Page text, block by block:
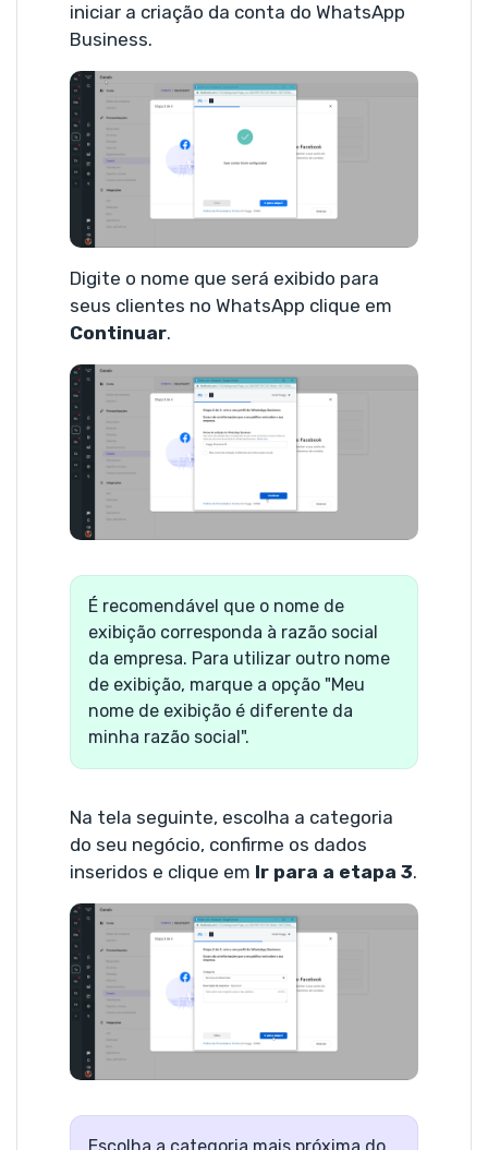
iniciar a criação da conta do WhatsApp
Business.
Digite o nome que será exibido para
seus clientes no WhatsApp clique em
Continuar.
É recomendável que o nome de
exibição corresponda à razão social
da empresa. Para utilizar outro nome
de exibição, marque a opção "Meu
nome de exibição é diferente da
minha razão social".
Na tela seguinte, escolha a categoria
do seu negócio, confirme os dados
inseridos e clique em Ir para a etapa 3.